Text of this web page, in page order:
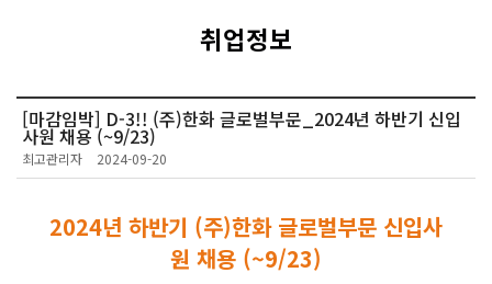
취업정보
[마감임박] D-3!! (주)한화 글로벌부문_2024년 하반기 신입
사원 채용 (~9/23)
최고관리자 2024-09-20
2024년 하반기 (주)한화 글로벌부문 신입사
원 채용 (~9/23)